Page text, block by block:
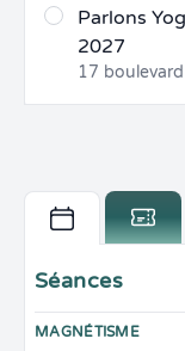
Parlons
2027
17
Séances
MAGNÉTISME